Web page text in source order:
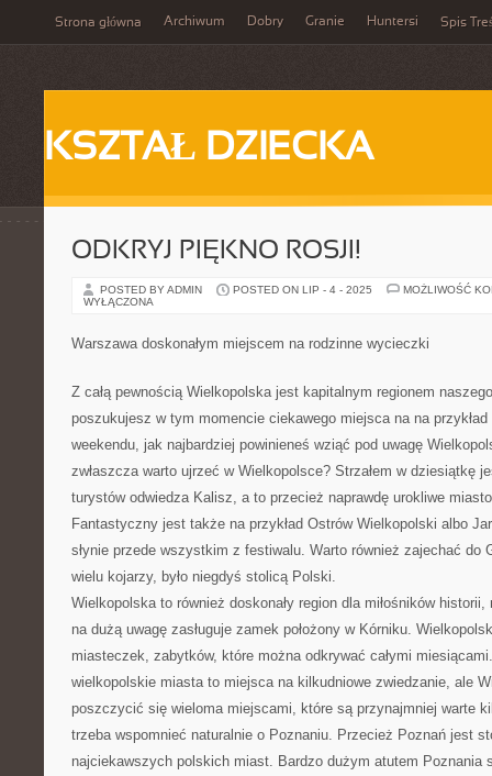
Strona główna Archiwum Dobry Granie Huntersi Spis
KSZTAŁ DZIECKA
ODKRYJ PIĘKNO ROSJI!
POSTED BY ADMIN POSTED ON LIP - 4 - 2025
MOŻLIWOŚĆ
WYŁĄCZONA
Warszawa doskonałym miejscem na rodzinne wycieczki
Z całą pewnością Wielkopolska jest kapitalnym regionem
poszukujesz w tym momencie ciekawego miejsca na na przykład
weekendu, jak najbardziej powinieneś wziąć pod uwagę
zwłaszcza warto ujrzeć w Wielkopolsce? Strzałem w dziesiątkę
turystów odwiedza Kalisz, a to przecież naprawdę urokliwe
Fantastyczny jest także na przykład Ostrów Wielkopolski albo
słynie przede wszystkim z festiwalu. Warto również zajechać do
wielu kojarzy, było niegdyś stolicą Polski.
Wielkopolska to również doskonały region dla miłośników
na dużą uwagę zasługuje zamek położony w Kórniku.
miasteczek, zabytków, które można odkrywać całymi
wielkopolskie miasta to miejsca na kilkudniowe zwiedzanie, ale
poszczycić się wieloma miejscami, które są przynajmniej warte
trzeba wspomnieć naturalnie o Poznaniu. Przecież Poznań jest
najciekawszych polskich miast. Bardzo dużym atutem Poznania